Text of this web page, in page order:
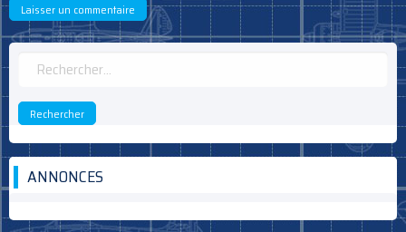
Rechercher :
ANNONCES